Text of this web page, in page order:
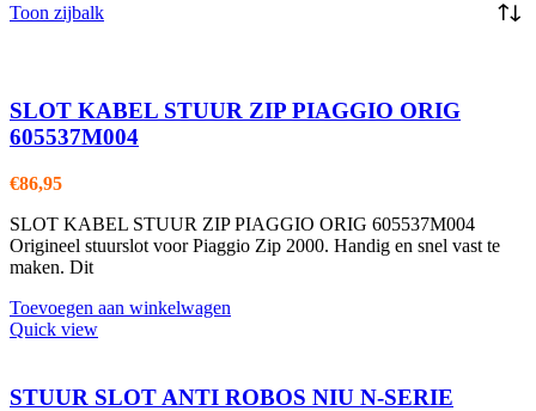
Toon zijbalk
SLOT KABEL STUUR ZIP PIAGGIO ORIG
605537M004
€86,95
SLOT KABEL STUUR ZIP PIAGGIO ORIG 605537M004
Origineel stuurslot voor Piaggio Zip 2000. Handig en snel vast te
maken. Dit
Toevoegen aan winkelwagen
Quick view
STUUR SLOT ANTI ROBOS NIU N-SERIE